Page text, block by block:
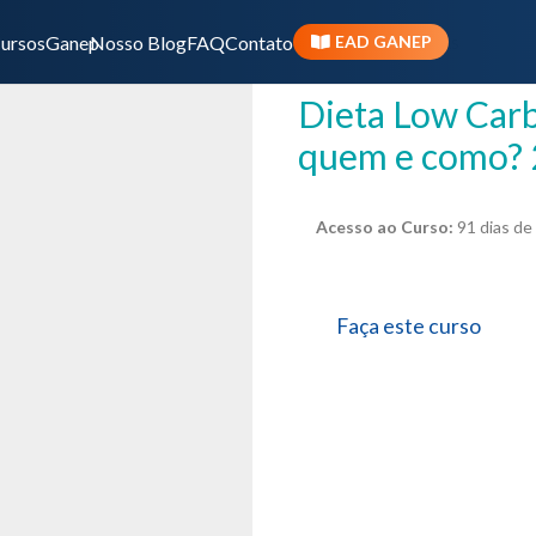
GanepNosso BlogFAQContato EAD GANEP
CATEGORIA:10 HORAS
Dieta Low Carb e Cetogênica – O que, para
quem e como?
Acesso ao Curso: 91 dias
Faça este curso